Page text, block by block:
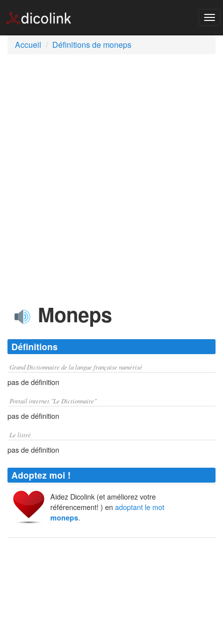
Accueil
Définitions de moneps
Moneps
Définitions
Grand Dictionnaire de la langue française numérisé
pas de définition
Portail internet "Le Dictionnaire"
pas de définition
Le littré
pas de définition
Adoptez moi !
Aidez Dicolink (et améliorez votre
référencement! ) en adoptant le mot
moneps.